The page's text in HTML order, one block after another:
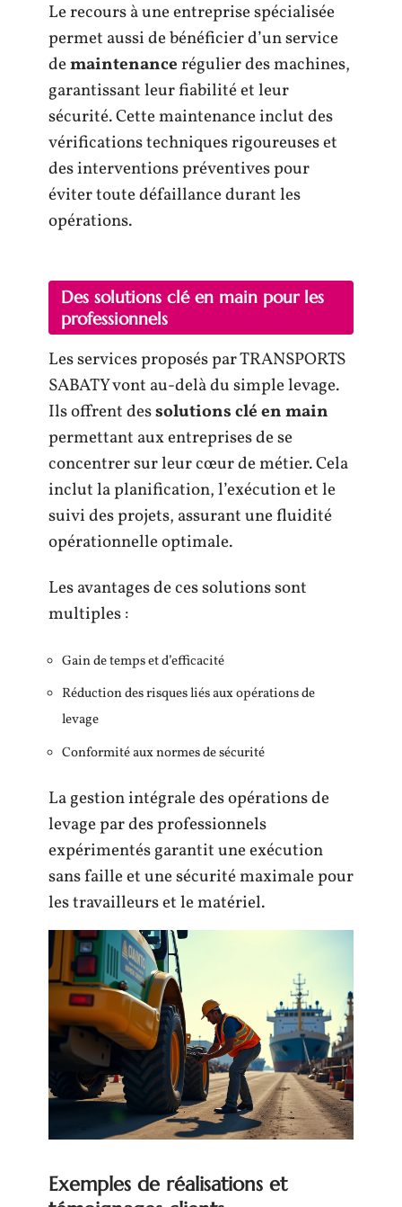
Le recours à une entreprise spécialisée
permet aussi de bénéficier d’un service
demaintenancerégulier des machines,
garantissant leur fiabilité et leur
sécurité. Cette maintenance inclut des
vérifications techniques rigoureuses et
des interventions préventives pour
éviter toute défaillance durant les
opérations.
Des solutions clé en main pour les
professionnels
Les services proposés par TRANSPORTS
SABATY vont au-delà du simple levage.
Ils offrent dessolutions clé en main
permettant aux entreprises de se
concentrer sur leur cœur de métier. Cela
inclut la planification, l’exécution et le
suivi des projets, assurant une fluidité
opérationnelle optimale.
Les avantages de ces solutions sont
multiples :
Gain de temps et d’efficacité
Réduction des risques liés aux opérations de
levage
Conformité aux normes de sécurité
La gestion intégrale des opérations de
levage par des professionnels
expérimentés garantit une exécution
sans faille et une sécurité maximale pour
les travailleurs et le matériel.
Exemples de réalisations et